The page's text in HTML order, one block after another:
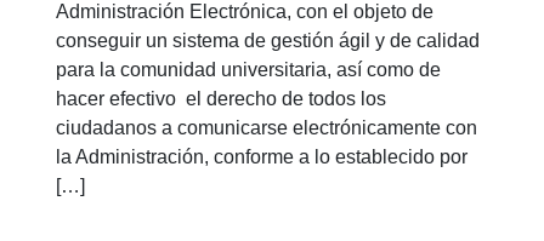
Administración Electrónica, con el objeto de
conseguir un sistema de gestión ágil y de calidad
para la comunidad universitaria, así como de
hacer efectivo el derecho de todos los
ciudadanos a comunicarse electrónicamente con
la Administración, conforme a lo establecido por
[…]